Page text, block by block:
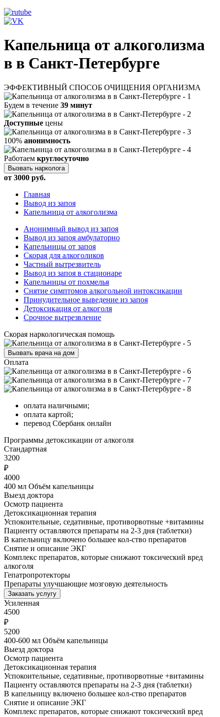
Капельница от алкоголизма
в в Санкт-Петербурге
ЭФФЕКТИВНЫЙ СПОСОБ ОЧИЩЕНИЯ ОРГАНИЗМА
Будем в течение 39 минут
Доступные цены
100% анонимность
Работаем круглосуточно
Вызвать нарколога
от 3000 руб.
Главная
Вывод из запоя
Капельница от алкоголизма
Анонимный вывод из запоя
Вывод из запоя амбулаторно
Капельницы от запоя
Скорая для алкоголиков
Частный вытрезвитель
Вывод из запоя в стационаре
Капельницы от похмелья
Снятие симптомов алкогольной интоксикации
Принудительное выведение из запоя
Детоксикация от алкоголя
Срочное вытрезвление
Скорая наркологическая помощь
Вызвать врача на дом
Оплата
оплата наличными;
оплата картой;
перевод Сбербанк онлайн
Программы детоксикации от алкоголя
Стандартная
3200
₽
4000
400 мл Объём капельницы
Выезд доктора
Осмотр пациента
Детоксикационная терапия
Успокоительные, седативные, противорвотные +витамины
Пациенту оставляются препараты на 2-3 дня (таблетки)
В капельницу включено большее кол-ство препаратов
Снятие и описание ЭКГ
Комплекс препаратов, которые снижают токсический вред
алкоголя
Гепатропротекторы
Препараты улучшающие мозговую деятельность
Заказать услугу
Усиленная
4500
₽
5200
400-600 мл Объём капельницы
Выезд доктора
Осмотр пациента
Детоксикационная терапия
Успокоительные, седативные, противорвотные +витамины
Пациенту оставляются препараты на 2-3 дня (таблетки)
В капельницу включено большее кол-ство препаратов
Снятие и описание ЭКГ
Комплекс препаратов, которые снижают токсический вред